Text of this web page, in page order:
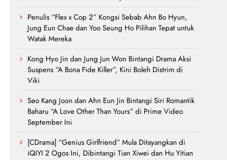
Penulis “Flex x Cop 2” Kongsi Sebab Ahn Bo Hyun,
Jung Eun Chae dan Yoo Seung Ho Pilihan Tepat untuk
Watak Mereka
Kong Hyo Jin dan Jung Jun Won Bintangi Drama Aksi
Suspens “A Bona Fide Killer”, Kini Boleh Distrim di
Viki
Seo Kang Joon dan Ahn Eun Jin Bintangi Siri Romantik
Baharu “A Love Other Than Yours” di Prime Video
September Ini
[CDrama] “Genius Girlfriend” Mula Ditayangkan di
iQIYI 2 Ogos Ini, Dibintangi Tian Xiwei dan Hu Yitian